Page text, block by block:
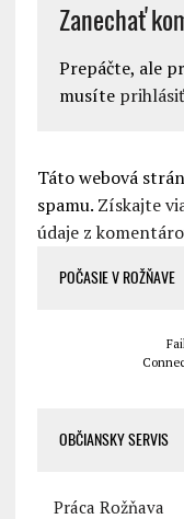
Zanechať
Prepáčte, ale
musíte prihlásiť
Táto webová
spamu. Získajte
údaje z
POČASIE V ROŽŇAVE
OBČIANSKY SERVIS
Práca Rožňava